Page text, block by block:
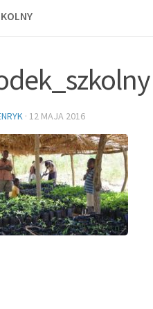
· 12 MAJA 2016